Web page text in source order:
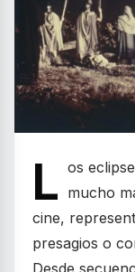
L os
mucho
cine,
presagios o
Desde